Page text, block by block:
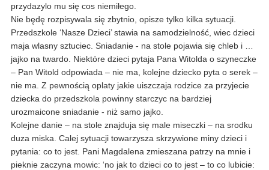
przydazylo mu się cos niemiłego.
Nie będę rozpisywala się zbytnio, opisze tylko kilka sytuacji.
Przedszkole ‘Nasze Dzieci’ stawia na samodzielność, wiec dzieci
maja wlasny sztuciec. Sniadanie - na stole pojawia się chleb i …
jajko na twardo. Niektóre dzieci pytaja Pana Witolda o szyneczke
– Pan Witold odpowiada – nie ma, kolejne dziecko pyta o serek –
nie ma. Z pewnością oplaty jakie uiszczaja rodzice za przyjecie
dziecka do przedszkola powinny starczyc na bardziej
urozmaicone sniadanie - niż samo jajko.
Kolejne danie – na stole znajduja się male miseczki – na srodku
duza miska. Calej sytuacji towarzysza skrzywione miny dzieci i
pytania: co to jest. Pani Magdalena zmieszana patrzy na mnie i
pieknie zaczyna mowic: ‘no jak to dzieci co to jest – to co lubicie: